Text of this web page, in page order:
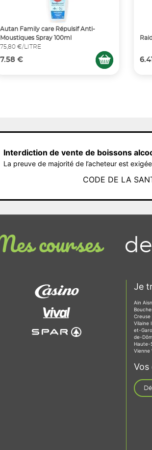
Autan Family care Répulsif Anti-
Moustiques Spray 100ml
75,80 €/LITRE
7.58 €
Interdiction de vente de boissons
La preuve de majorité de l’acheteur est
CODE DE LA
courses
Je
Ain
Creuse
Vilaine
et-
de-
Haute-
Vienne
Vos